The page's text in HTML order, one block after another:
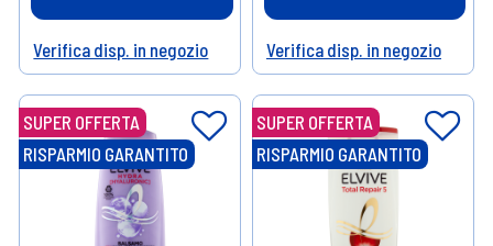
Help
Verifica disp. in negozio
Help
Verifica disp. in negozio
SUPER OFFERTA
RISPARMIO GARANTITO
SUPER OFFERTA
RISPARMIO GARANTITO